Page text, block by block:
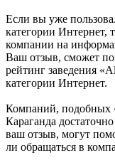
Если вы уже
категории Интернет,
компании на
Ваш отзыв, сможет
рейтинг заведения
категории Интернет.
Компаний, подобных
Караганда
ваш отзыв, могут
ли обращаться в